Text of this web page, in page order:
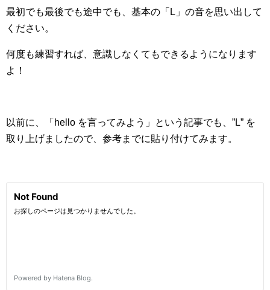
最初でも最後でも途中でも、基本の「L」の音を思い出して
ください。
何度も練習すれば、意識しなくてもできるようになります
よ！
以前に、「hello を言ってみよう」という記事でも、”L” を
取り上げましたので、参考までに貼り付けてみます。